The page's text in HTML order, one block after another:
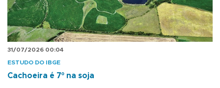
31/07/2026 00:04
ESTUDO DO IBGE
Cachoeira é 7º na soja